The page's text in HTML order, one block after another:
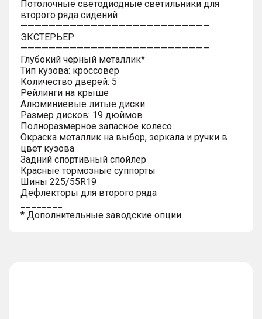
Потолочные светодиодные светильники для
второго ряда сидений
———————————————————————————
ЭКСТЕРЬЕР
———————————————————————————
Глубокий черный металлик*
Тип кузова: кроссовер
Количество дверей: 5
Рейлинги на крыше
Алюминиевые литые диски
Размер дисков: 19 дюймов
Полноразмерное запасное колесо
Окраска металлик на выбор, зеркала и ручки в
цвет кузова
Задний спортивный спойлер
Красные тормозные суппорты
Шины 225/55R19
Дефлекторы для второго ряда
* Дополнительные заводские опции